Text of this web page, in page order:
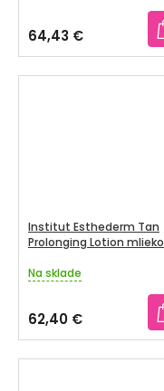
64,43 €
Institut Esthederm Tan
Prolonging Lotion mlieko
Priemerné
produktu
je
5,0
z
Na sklade
62,40 €